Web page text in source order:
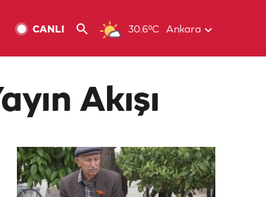
30.6ºC Ankara
CANLI
Akışı